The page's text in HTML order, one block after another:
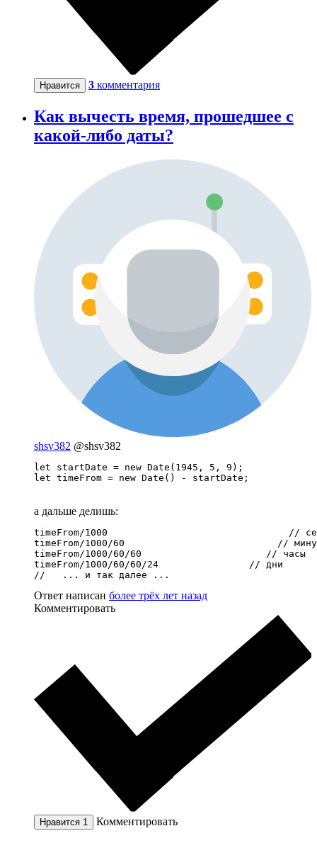
Нравится 3 комментария
Как вычесть время, прошедшее с
какой-либо даты?
shsv382 @shsv382
let startDate = new Date(1945, 5, 9);
let timeFrom = new Date() - startDate;
а дальше делишь:
timeFrom/1000                                //
timeFrom/1000/60                           //
timeFrom/1000/60/60                      // часы
timeFrom/1000/60/60/24                // дни
//   ... и так далее ...
Ответ написан более трёх лет назад
Комментировать
Нравится 1 Комментировать